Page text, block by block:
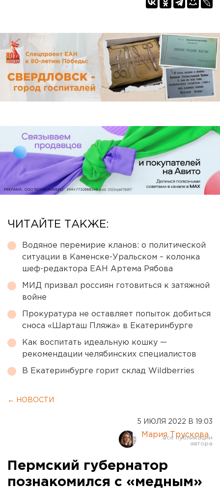
ЧИТАЙТЕ ТАКЖЕ:
Водяное перемирие кланов: о политической
ситуации в Каменске-Уральском – колонка
шеф-редактора ЕАН Артема Рябова
МИД призвал россиян готовиться к затяжной
войне
Прокуратура не оставляет попыток добиться
сноса «Шарташ Пляжа» в Екатеринбурге
Как воспитать идеальную кошку —
рекомендации челябинских специалистов
В Екатеринбурге горит склад Wildberries
← НОВОСТИ
5 ИЮЛЯ 2022 В 19:03
Мария Трускова
Пермский губернатор
познакомился с «медным»